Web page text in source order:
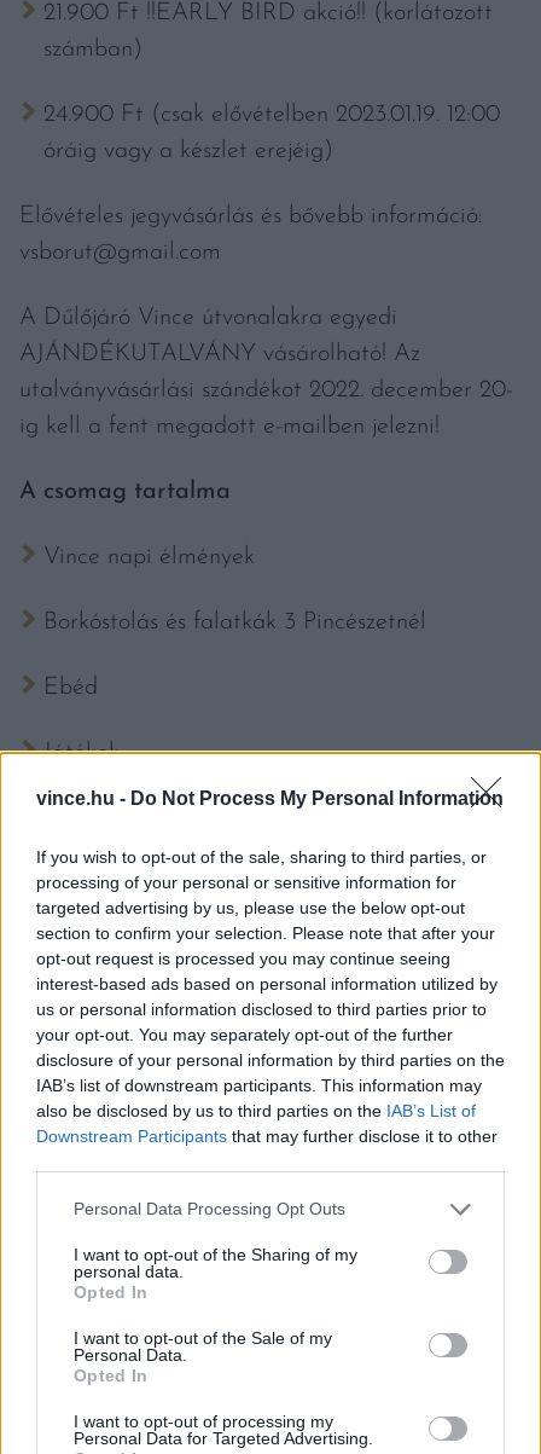
vince.hu - Do Not Process My Personal Information
If you wish to opt-out of the sale, sharing to third parties, or
processing of your personal or sensitive information for
targeted advertising by us, please use the below opt-out
section to confirm your selection. Please note that after your
opt-out request is processed you may continue seeing
interest-based ads based on personal information utilized by
us or personal information disclosed to third parties prior to
your opt-out. You may separately opt-out of the further
disclosure of your personal information by third parties on the
IAB’s list of downstream participants. This information may
also be disclosed by us to third parties on the IAB’s List of
Downstream Participants that may further disclose it to other
Please note that this website/app uses one or more Google
not limited to your visit or usage behaviour. You may click to
grant or deny consent to Google and its third-party tags to
use your data for below specified purposes in below Google
consent section.
Personal Data Processing Opt Outs
I want to opt-out of the Sharing of my
personal data.
Opted In
I want to opt-out of the Sale of my
Personal Data.
Opted In
I want to opt-out of processing my
Personal Data for Targeted Advertising.
21.900 Ft !!EARLY BIRD akció!! (korlátozott
számban)
24.900 Ft (csak elővételben 2023.01.19. 12:00
óráig vagy a készlet erejéig)
Elővételes jegyvásárlás és bővebb információ:
vsborut@gmail.com
A Dűlőjáró Vince útvonalakra egyedi
AJÁNDÉKUTALVÁNY vásárolható! Az
utalványvásárlási szándékot 2022. december 20-
ig kell a fent megadott e-mailben jelezni!
A csomag tartalma
Vince napi élmények
Borkóstolás és falatkák 3 Pincészetnél
Ebéd
Játékok
Buszos transzfer Villánytól Villányig
Útvonalak
ÚTVONAL: Mokos Pincészet – Blum Pince
Villánykövesd – Jackfall Bormanufaktúra
ÚTVONAL: Kalmár Pince – Vylyan
Szőlőbirtok és Pincészet – Blum Pince
ÚTVONAL: Joó Tamás Pincészete –
Vylyan Szőlőbirtok és Pincészet – Koch
Csaba VinArt Pincészet